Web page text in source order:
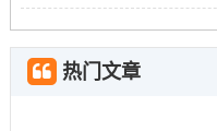
热门文章